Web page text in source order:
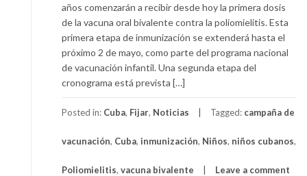
años comenzarán a recibir desde hoy la primera dosis
de la vacuna oral bivalente contra la poliomielitis. Esta
primera etapa de inmunización se extenderá hasta el
próximo 2 de mayo, como parte del programa nacional
de vacunación infantil. Una segunda etapa del
cronograma está prevista […]
Posted in: Cuba, Fijar, Noticias Tagged: campaña de
vacunación, Cuba, inmunización, Niños, niños cubanos,
Poliomielitis, vacuna bivalente Leave a comment